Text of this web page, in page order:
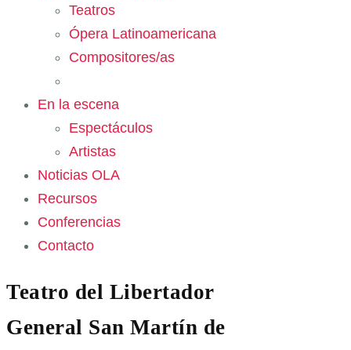
Teatros
Ópera Latinoamericana
Compositores/as
En la escena
Espectáculos
Artistas
Noticias OLA
Recursos
Conferencias
Contacto
Teatro del Libertador
General San Martín de